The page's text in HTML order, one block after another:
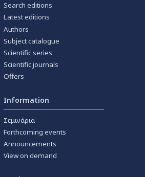
Search editions
Latest editions
Authors
Subject catalogue
Scientific series
Scientific journals
Offers
Information
Σεμινάρια
Forthcoming events
Announcements
View on demand